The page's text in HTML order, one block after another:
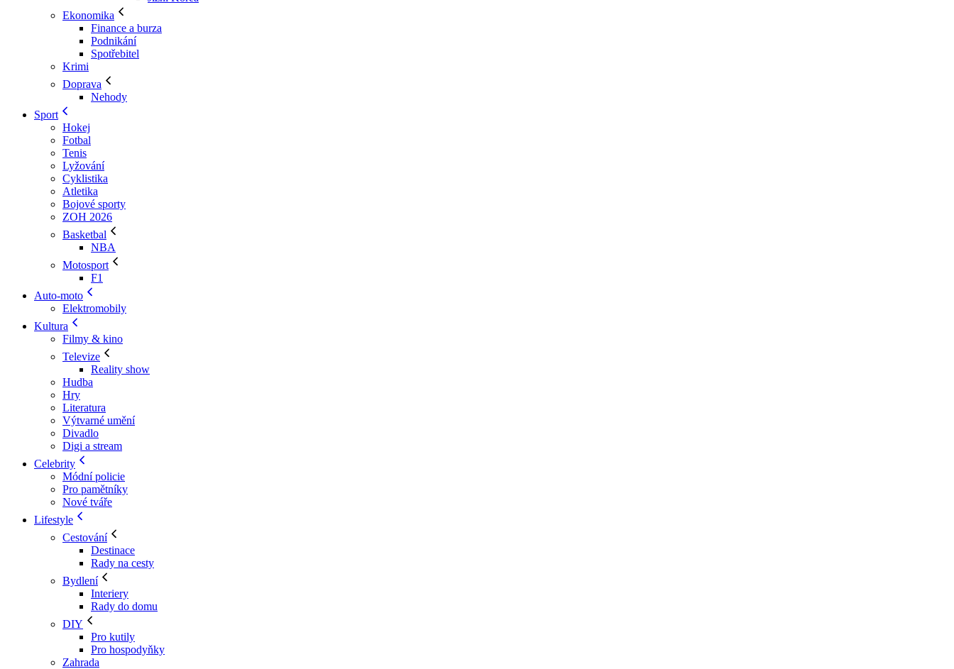
Ekonomika
Finance a burza
Podnikání
Spotřebitel
Krimi
Doprava
Nehody
Sport
Hokej
Fotbal
Tenis
Lyžování
Cyklistika
Atletika
Bojové sporty
ZOH 2026
Basketbal
NBA
Motosport
F1
Auto-moto
Elektromobily
Kultura
Filmy & kino
Televize
Reality show
Hudba
Hry
Literatura
Výtvarné umění
Divadlo
Digi a stream
Celebrity
Módní policie
Pro pamětníky
Nové tváře
Lifestyle
Cestování
Destinace
Rady na cesty
Bydlení
Interiery
Rady do domu
DIY
Pro kutily
Pro hospodyňky
Zahrada